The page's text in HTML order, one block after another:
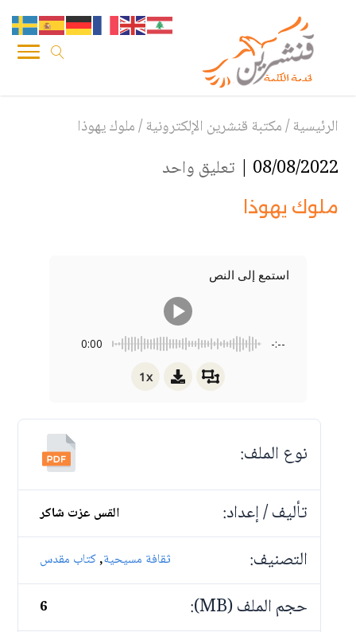
الرئيسية/مكتبة قنشرين الإلكترونية/ملوك يهوذا
08/08/2022 | تعليق واحد
ملوك يهوذا
استمع إلى النص
0:00 -:--
1x
نوع الملف:
تأليف / إعداد:
القس عزت شاكر
التصنيف: ثقافة مسيحية,كتاب مقدس
حجم الملف (MB): 6